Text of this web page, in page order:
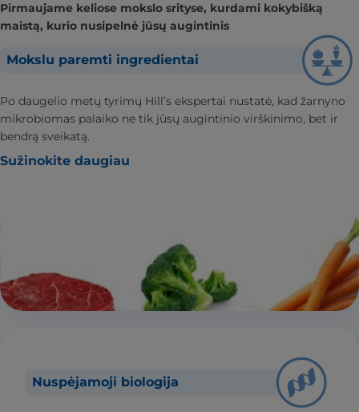
Pirmaujame keliose mokslo srityse, kurdami kokybišką
maistą, kurio nusipelnė jūsų augintinis
Mokslu paremti ingredientai
Po daugelio metų tyrimų Hill’s ekspertai nustatė, kad žarnyno
mikrobiomas palaiko ne tik jūsų augintinio virškinimo, bet ir
bendrą sveikatą.
Sužinokite daugiau
Nuspėjamoji biologija